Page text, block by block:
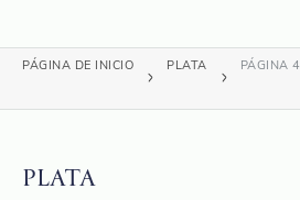
PÁGINA DE INICIO PLATA PÁGINA 4
PLATA